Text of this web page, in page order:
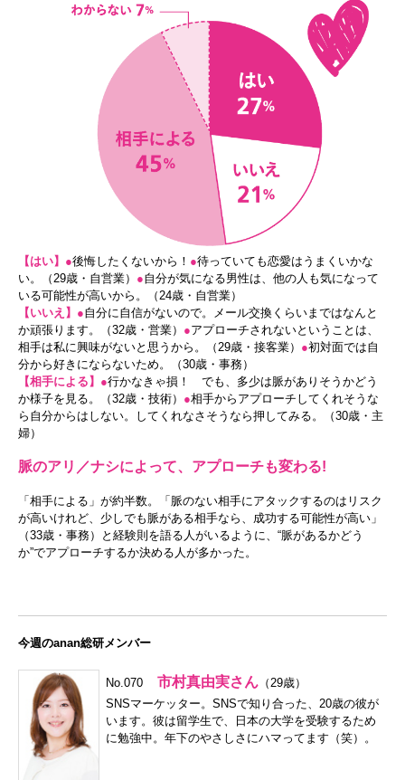
【はい】 ●後悔したくないから！ ●待っていても恋愛はうまくいかな
い。（29歳・自営業） ●自分が気になる男性は、他の人も気になって
いる可能性が高いから。（24歳・自営業）
【いいえ】 ●自分に自信がないので。メール交換くらいまではなんと
か頑張ります。（32歳・営業） ●アプローチされないということは、
相手は私に興味がないと思うから。（29歳・接客業） ●初対面では自
分から好きにならないため。（30歳・事務）
【相手による】 ●行かなきゃ損！ でも、多少は脈がありそうかどう
か様子を見る。（32歳・技術） ●相手からアプローチしてくれそうな
ら自分からはしない。してくれなさそうなら押してみる。（30歳・主
婦）
脈のアリ／ナシによって、アプローチも変わる!
「相手による」が約半数。「脈のない相手にアタックするのはリスク
が高いけれど、少しでも脈がある相手なら、成功する可能性が高い」
（33歳・事務）と経験則を語る人がいるように、“脈があるかどう
か”でアプローチするか決める人が多かった。
今週のanan総研メンバー
No.070 市村真由実さん （29歳）
SNSマーケッター。SNSで知り合った、20歳の彼が
います。彼は留学生で、日本の大学を受験するため
に勉強中。年下のやさしさにハマってます（笑）。